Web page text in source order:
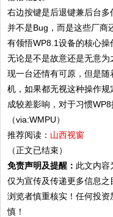
右边按键是后退键兼后台
并不是Bug，而是这些厂商
有领悟WP8.1设备的核心操
无论是不是故意还是无意
现一台还情有可原，但是
机，如果都无视这种操作
成较差影响，对于习惯
（via:WMPU）
推荐阅读： 山西视窗
（正文已结束）
免责声明及提醒： 此文内容
仅为宣传及传递更多信息
浏览者慎重核实！任何投
慎！